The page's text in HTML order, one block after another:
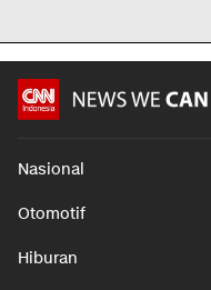
Nasional
Otomotif
Hiburan